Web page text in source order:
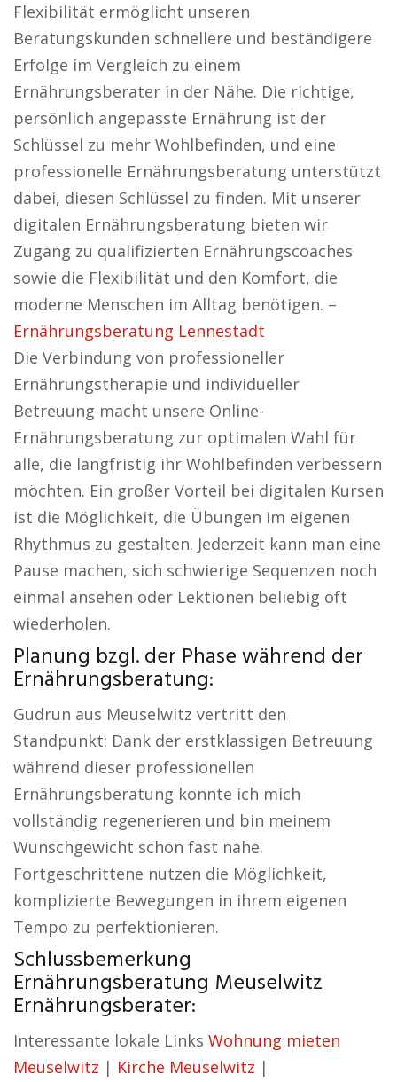
Flexibilität ermöglicht unseren
Beratungskunden schnellere und beständigere
Erfolge im Vergleich zu einem
Ernährungsberater in der Nähe. Die richtige,
persönlich angepasste Ernährung ist der
Schlüssel zu mehr Wohlbefinden, und eine
professionelle Ernährungsberatung unterstützt
dabei, diesen Schlüssel zu finden. Mit unserer
digitalen Ernährungsberatung bieten wir
Zugang zu qualifizierten Ernährungscoaches
sowie die Flexibilität und den Komfort, die
moderne Menschen im Alltag benötigen. –
Ernährungsberatung Lennestadt
Die Verbindung von professioneller
Ernährungstherapie und individueller
Betreuung macht unsere Online-
Ernährungsberatung zur optimalen Wahl für
alle, die langfristig ihr Wohlbefinden verbessern
möchten. Ein großer Vorteil bei digitalen Kursen
ist die Möglichkeit, die Übungen im eigenen
Rhythmus zu gestalten. Jederzeit kann man eine
Pause machen, sich schwierige Sequenzen noch
einmal ansehen oder Lektionen beliebig oft
wiederholen.
Planung bzgl. der Phase während der
Ernährungsberatung:
Gudrun aus Meuselwitz vertritt den
Standpunkt: Dank der erstklassigen Betreuung
während dieser professionellen
Ernährungsberatung konnte ich mich
vollständig regenerieren und bin meinem
Wunschgewicht schon fast nahe.
Fortgeschrittene nutzen die Möglichkeit,
komplizierte Bewegungen in ihrem eigenen
Tempo zu perfektionieren.
Schlussbemerkung
Ernährungsberatung Meuselwitz
Ernährungsberater:
Interessante lokale Links Wohnung mieten
Meuselwitz | Kirche Meuselwitz |